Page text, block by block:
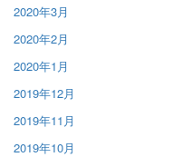
2020年3月
2020年2月
2020年1月
2019年12月
2019年11月
2019年10月